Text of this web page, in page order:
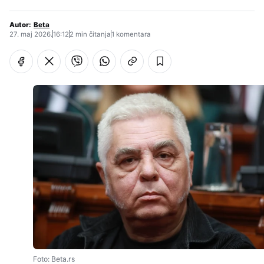
Autor: Beta
27. maj 2026.16:12 2 min čitanja1 komentara
Foto: Beta.rs